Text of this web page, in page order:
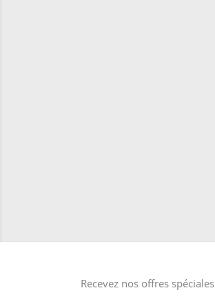
Recevez nos offres spéciales